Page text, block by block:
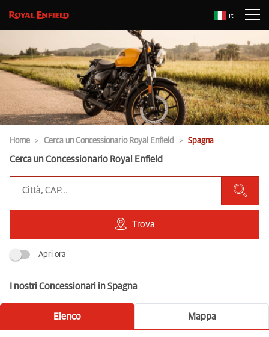
It
Home Cerca un Concessionario Royal Enfield Spagna
Cerca un Concessionario Royal Enfield
Trova
Apri ora
I nostri Concessionari in Spagna
Elenco Mappa